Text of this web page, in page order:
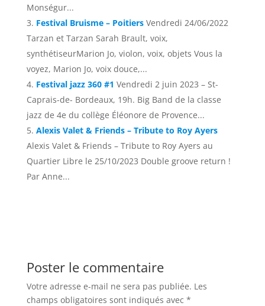
Monségur...
Festival Bruisme – Poitiers Vendredi 24/06/2022
Tarzan et Tarzan Sarah Brault, voix,
synthétiseurMarion Jo, violon, voix, objets Vous la
voyez, Marion Jo, voix douce,...
Festival jazz 360 #1 Vendredi 2 juin 2023 – St-
Caprais-de- Bordeaux, 19h. Big Band de la classe
jazz de 4e du collège Éléonore de Provence...
Alexis Valet & Friends – Tribute to Roy Ayers
Alexis Valet & Friends – Tribute to Roy Ayers au
Quartier Libre le 25/10/2023 Double groove return !
Par Anne...
Poster le commentaire
Votre adresse e-mail ne sera pas publiée. Les
champs obligatoires sont indiqués avec *